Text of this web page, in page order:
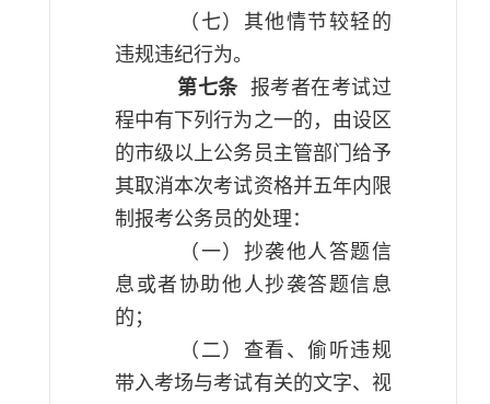
（七）其他情节较轻的
违规违纪行为。
第七条 报考者在考试过
程中有下列行为之一的，由设区
的市级以上公务员主管部门给予
其取消本次考试资格并五年内限
制报考公务员的处理：
（一）抄袭他人答题信
息或者协助他人抄袭答题信息
的；
（二）查看、偷听违规
带入考场与考试有关的文字、视